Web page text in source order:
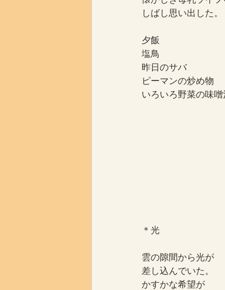
しばし思い出した。
夕飯
塩鳥
昨日のサバ
ピーマンの炒め物
いろいろ野菜の味
＊光
雲の隙間から光が
差し込んでいた。
かすかな希望が